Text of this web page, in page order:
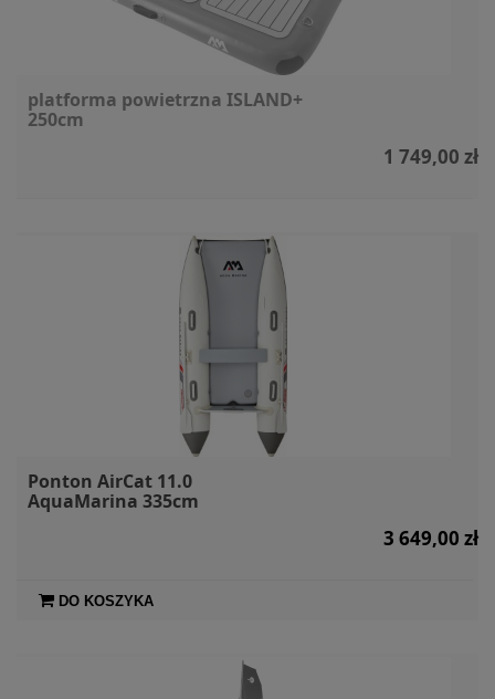
platforma powietrzna ISLAND+
250cm
1 749,00 zł
Ponton AirCat 11.0
AquaMarina 335cm
3 649,00 zł
DO KOSZYKA